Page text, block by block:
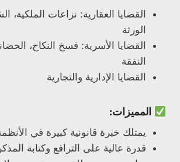
القضايا العقارية: نزاعات الملكية،
الورثة
القضايا الأسرية: فسخ النكاح،
النفقة
القضايا الإدارية والتجارية
المميزات:
يمتلك خبرة قانونية كبيرة في
قدرة عالية على الترافع وكتابة